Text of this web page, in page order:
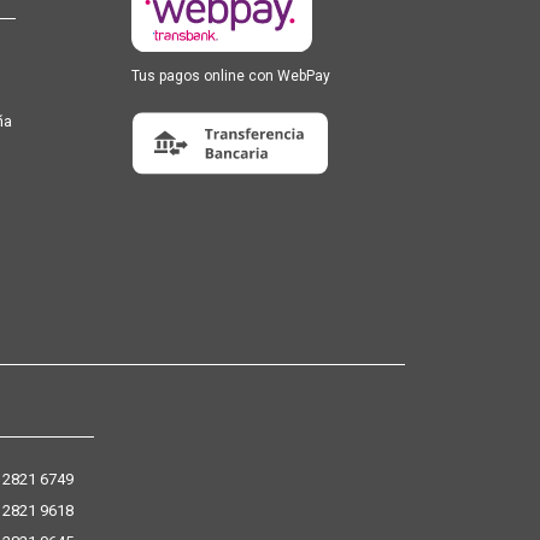
Tus pagos online con WebPay
6749
9618